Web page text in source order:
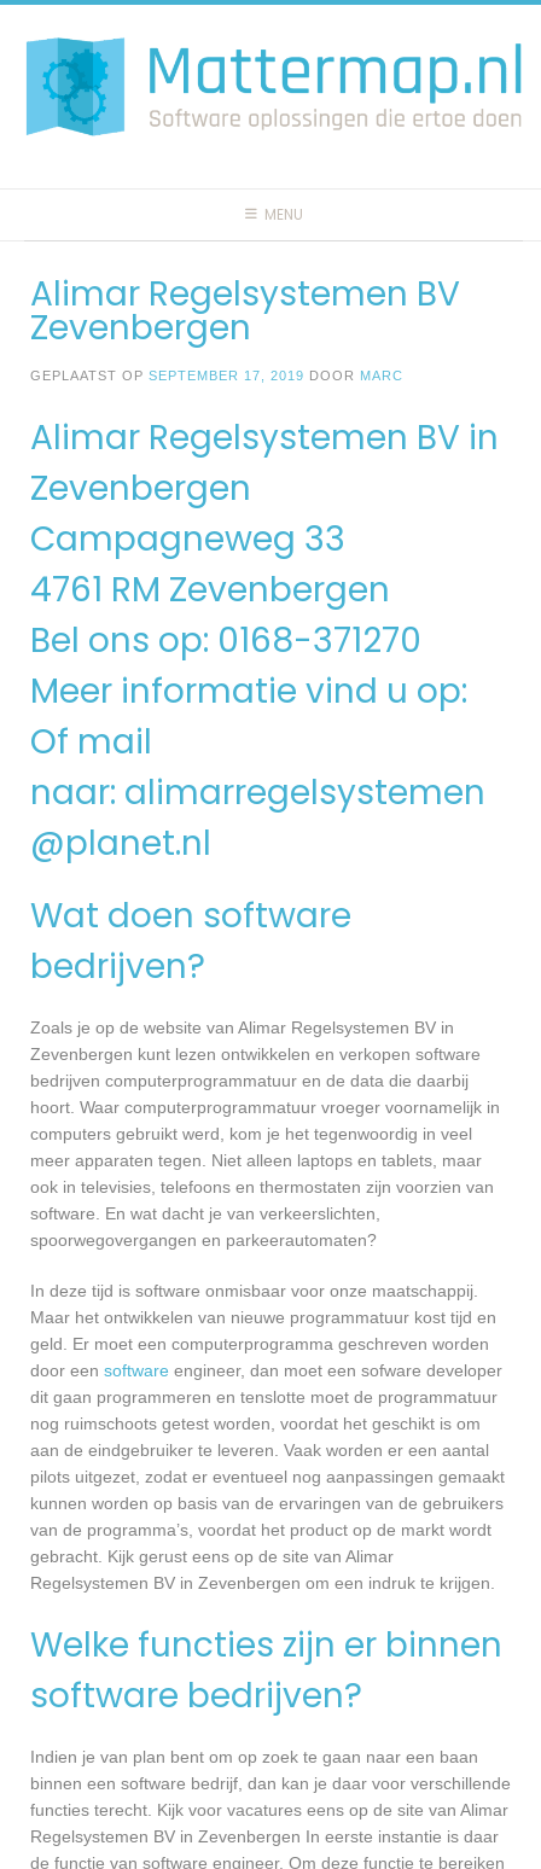
naar
inhoud
MENU
Alimar Regelsystemen BV
Zevenbergen
GEPLAATST OP SEPTEMBER 17, 2019 DOOR MARC
Alimar Regelsystemen BV in
Zevenbergen
Campagneweg 33
4761 RM Zevenbergen
Bel ons op: 0168-371270
Meer informatie vind u op:
Of mail
naar: alimarregelsystemen
@planet.nl
Wat doen software
bedrijven?
Zoals je op de website van Alimar Regelsystemen BV in
Zevenbergen kunt lezen ontwikkelen en verkopen software
bedrijven computerprogrammatuur en de data die daarbij
hoort. Waar computerprogrammatuur vroeger voornamelijk in
computers gebruikt werd, kom je het tegenwoordig in veel
meer apparaten tegen. Niet alleen laptops en tablets, maar
ook in televisies, telefoons en thermostaten zijn voorzien van
software. En wat dacht je van verkeerslichten,
spoorwegovergangen en parkeerautomaten?
In deze tijd is software onmisbaar voor onze maatschappij.
Maar het ontwikkelen van nieuwe programmatuur kost tijd en
geld. Er moet een computerprogramma geschreven worden
door een software engineer, dan moet een sofware developer
dit gaan programmeren en tenslotte moet de programmatuur
nog ruimschoots getest worden, voordat het geschikt is om
aan de eindgebruiker te leveren. Vaak worden er een aantal
pilots uitgezet, zodat er eventueel nog aanpassingen gemaakt
kunnen worden op basis van de ervaringen van de gebruikers
van de programma’s, voordat het product op de markt wordt
gebracht. Kijk gerust eens op de site van Alimar
Regelsystemen BV in Zevenbergen om een indruk te krijgen.
Welke functies zijn er binnen
software bedrijven?
Indien je van plan bent om op zoek te gaan naar een baan
binnen een software bedrijf, dan kan je daar voor verschillende
functies terecht. Kijk voor vacatures eens op de site van Alimar
Regelsystemen BV in Zevenbergen In eerste instantie is daar
de functie van software engineer. Om deze functie te bereiken